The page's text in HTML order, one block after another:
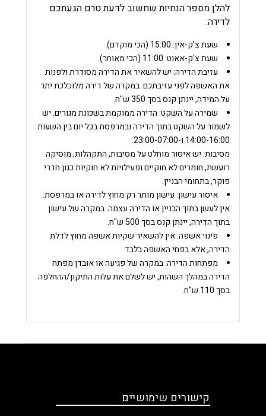
להלן מספר הנחיות שחשוב לדעת טרם הגעתכם
לדירה:
שעת צ'ק-אין:
שעת צ'ק-אאוט:
עזיבת הדירה:יש להשאיר את הדירה מסודרת ולפנות
את האשפה לפני עזיבתכם.במקרה של דירה מלוכלכת יתר
על המידה, יינתן קנס בסך 350 ש"ח.
שמירה על השקט:הדירה ממוקמת בשכונת מגורים. יש
לשמור על השקט בתוך הדירה ובמרפסת בכל יום בין השעות
14:00-16:00 ו-23:00-07:00.
מסיבות:יש איסור מוחלט על מסיבות, התקהלות, מוסיקה
רועשת, חומרים לא חוקיים ופעילויות לא חוקיות כגון חדרי
פוקר, בתחומי הבניין.
איסור עישון:עישון מותר רק מחוץ לדירה או במרפסת.
אין לעשן בתוך הבניין או הדירה עצמה. במקרה של עישון
בתוך הדירה, יינתן קנס בסך 500 ש"ח.
פינוי אשפה:אין להשאיר שקיות אשפה מחוץ לדלת
הדירה, אלא בפחי האשפה בלבד.
מפתחות הדירה:במקרה של פגיעה או אובדן מפתח
הדירה במהלך השהות, יש לשלם את עלות התיקון/ההחלפה
בסך 110 ש"ח.
קישורים שימושיים